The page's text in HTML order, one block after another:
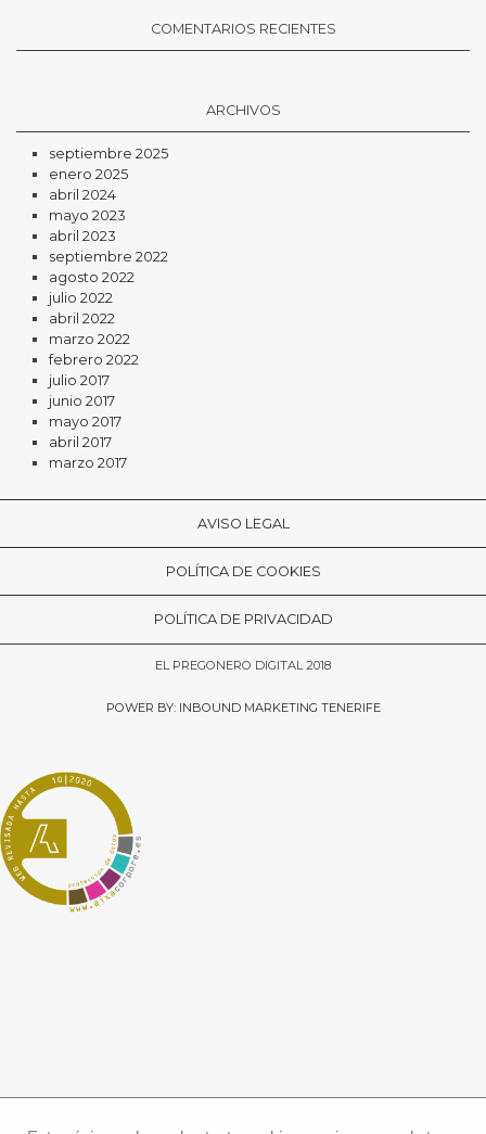
COMENTARIOS RECIENTES
ARCHIVOS
septiembre 2025
enero 2025
abril 2024
mayo 2023
abril 2023
septiembre 2022
agosto 2022
julio 2022
abril 2022
marzo 2022
febrero 2022
julio 2017
junio 2017
mayo 2017
abril 2017
marzo 2017
AVISO LEGAL
POLÍTICA DE COOKIES
POLÍTICA DE PRIVACIDAD
EL PREGONERO DIGITAL 2018
POWER BY: INBOUND MARKETING TENERIFE